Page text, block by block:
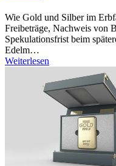
Wie Gold und Silber im
Freibeträge, Nachweis von
Spekulationsfrist beim
Edelm…
Weiterlesen